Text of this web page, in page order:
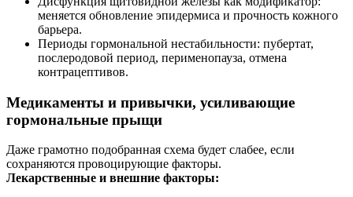
меняется обновление эпидермиса и прочность кожного
барьера.
Периоды гормональной нестабильности: пубертат,
послеродовой период, перименопауза, отмена
контрацептивов.
Медикаменты и привычки, усиливающие
гормональные прыщи
Даже грамотно подобранная схема будет слабее, если
сохраняются провоцирующие факторы.
Лекарственные и внешние факторы: